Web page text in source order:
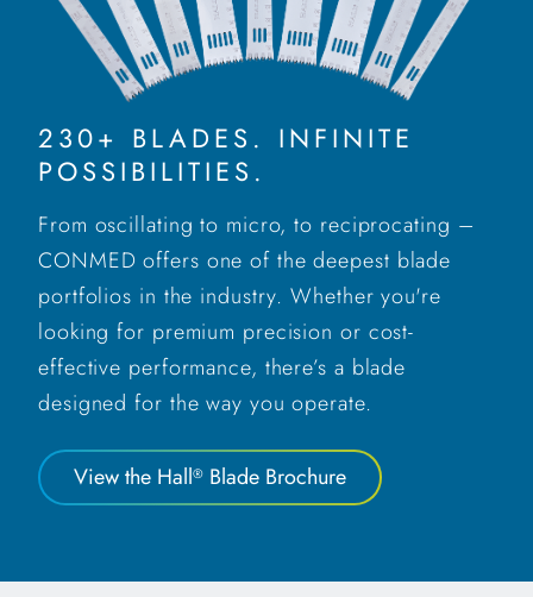
230+ BLADES. INFINITE
POSSIBILITIES.
From oscillating to micro, to reciprocating –
CONMED offers one of the deepest blade
portfolios in the industry. Whether you're
looking for premium precision or cost-
effective performance, there’s a blade
designed for the way you operate.
View the Hall® Blade Brochure